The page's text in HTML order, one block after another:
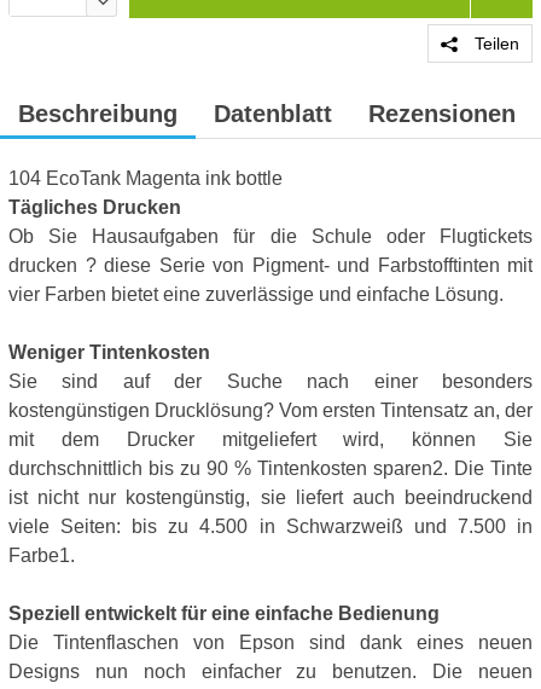
Teilen
Beschreibung Datenblatt Rezensionen
104 EcoTank Magenta ink bottle
Tägliches Drucken
Ob Sie Hausaufgaben für die Schule oder Flugtickets
drucken ? diese Serie von Pigment- und Farbstofftinten mit
vier Farben bietet eine zuverlässige und einfache Lösung.
Weniger Tintenkosten
Sie sind auf der Suche nach einer besonders
kostengünstigen Drucklösung? Vom ersten Tintensatz an, der
mit dem Drucker mitgeliefert wird, können Sie
durchschnittlich bis zu 90 % Tintenkosten sparen2. Die Tinte
ist nicht nur kostengünstig, sie liefert auch beeindruckend
viele Seiten: bis zu 4.500 in Schwarzweiß und 7.500 in
Farbe1.
Speziell entwickelt für eine einfache Bedienung
Die Tintenflaschen von Epson sind dank eines neuen
Designs nun noch einfacher zu benutzen. Die neuen